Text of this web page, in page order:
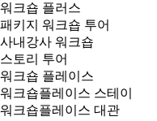
워크숍 플러스
패키지 워크숍 투어
사내강사 워크숍
스토리 투어
워크숍 플레이스
워크숍플레이스 스테이
워크숍플레이스 대관